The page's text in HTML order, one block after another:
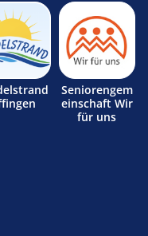
Seniorengem
einschaft Wir
für uns